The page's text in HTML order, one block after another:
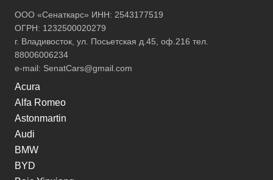
ООО «Сенаткарс» ИНН: 2543177519
ОГРН: 1232500020279
г. Владивосток, ул. Посьетская д.45, оф.216 тел.
88006006234
e-mail: SenatCars@gmail.com
Acura
Alfa Romeo
Astonmartin
Audi
BMW
BYD